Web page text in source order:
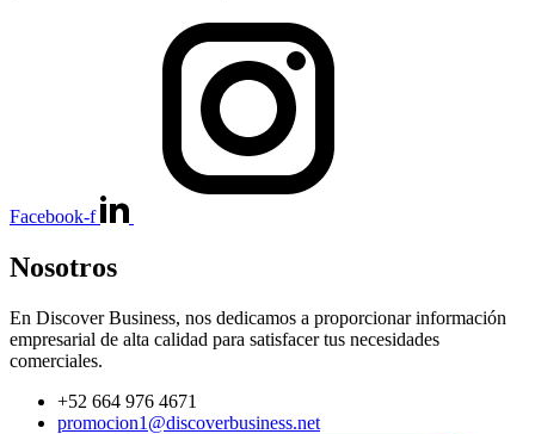
Facebook-f
Nosotros
En Discover Business, nos dedicamos a proporcionar información
empresarial de alta calidad para satisfacer tus necesidades
comerciales.
+52 664 976 4671
promocion1@discoverbusiness.net